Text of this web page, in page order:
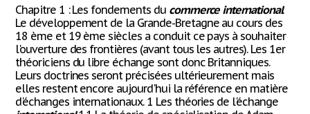
Chapitre 1 : Les fondements du commerce international
Le développement de la Grande-Bretagne au cours des
18 ème et 19 ème siècles a conduit ce pays à souhaiter
l'ouverture des frontières (avant tous les autres). Les 1er
théoriciens du libre échange sont donc Britanniques.
Leurs doctrines seront précisées ultérieurement mais
elles restent encore aujourd'hui la référence en matière
d'échanges internationaux. 1 Les théories de l'échange